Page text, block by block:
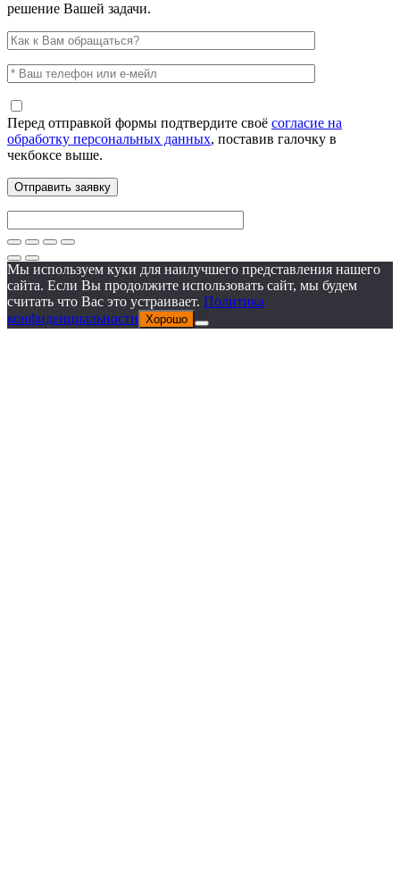
решение Вашей задачи.
Перед отправкой формы подтвердите своё согласие на
обработку персональных данных, поставив галочку в
чекбоксе выше.
Мы используем куки для наилучшего представления нашего
сайта. Если Вы продолжите использовать сайт, мы будем
считать что Вас это устраивает. Политика
конфиденциальности Хорошо